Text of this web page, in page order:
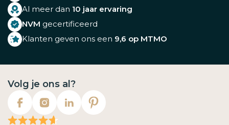
Al meer dan 10 jaar ervaring
NVM gecertificeerd
Klanten geven ons een 9,6 op MTMO
Volg je ons al?